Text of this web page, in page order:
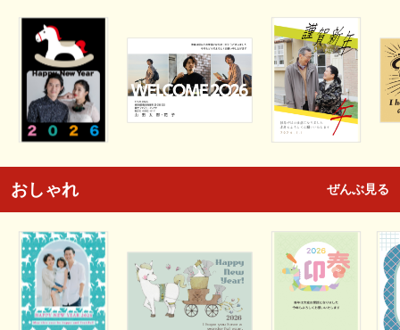
おしゃれ ぜんぶ見る